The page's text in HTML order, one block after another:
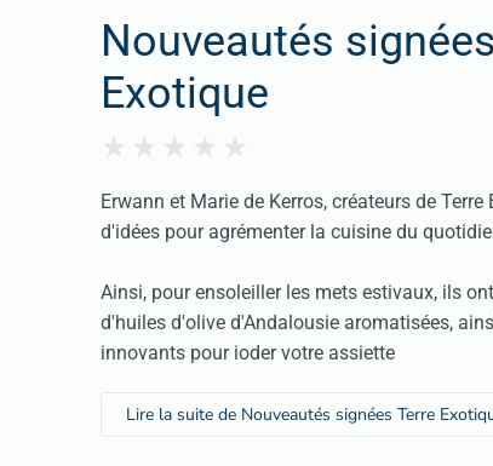
Nouveautés
Exotique
Erwann et Marie de Kerros, créateurs de
d'idées pour agrémenter la cuisine du
Ainsi, pour ensoleiller les mets estivaux, ils
d'huiles d'olive d'Andalousie aromatisées,
innovants pour ioder votre assiette
Lire la suite de Nouveautés signées Terre